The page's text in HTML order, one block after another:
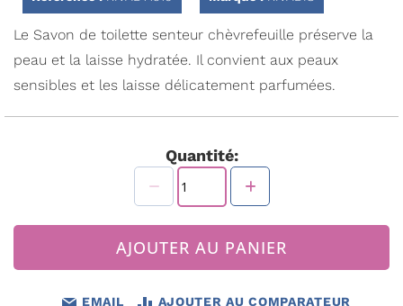
Le Savon de toilette senteur chèvrefeuille préserve la
peau et la laisse hydratée. Il convient aux peaux
sensibles et les laisse délicatement parfumées.
Quantité:
AJOUTER AU PANIER
EMAIL AJOUTER AU COMPARATEUR